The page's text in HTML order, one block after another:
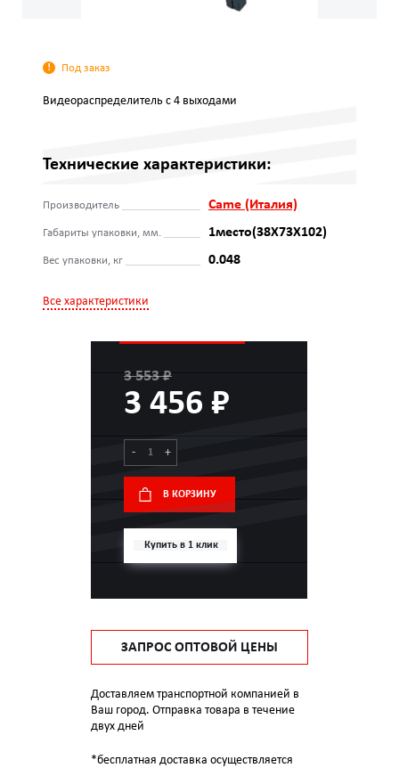
Под заказ
Видеораспределитель с 4 выходами
Технические характеристики:
Производитель Came (Италия)
Габариты упаковки, мм. 1место(38Х73Х102)
Вес упаковки, кг 0.048
Все характеристики
3 553 ₽
3 456 ₽
- +
В КОРЗИНУ
Купить в 1 клик
ЗАПРОС ОПТОВОЙ ЦЕНЫ
Доставляем транспортной компанией в
Ваш город. Отправка товара в течение
двух дней
*бесплатная доставка осуществляется